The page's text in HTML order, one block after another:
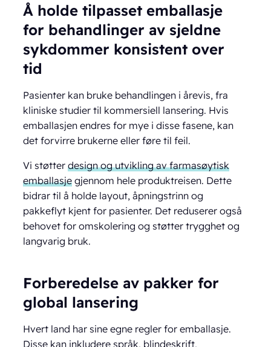
Å holde tilpasset emballasje
for behandlinger av sjeldne
sykdommer konsistent over
tid
Pasienter kan bruke behandlingen i årevis, fra
kliniske studier til kommersiell lansering. Hvis
emballasjen endres for mye i disse fasene, kan
det forvirre brukerne eller føre til feil.
Vi støtterdesign og utvikling av farmasøytisk
emballasje gjennom hele produktreisen. Dette
bidrar til å holde layout, åpningstrinn og
pakkeflyt kjent for pasienter. Det reduserer også
behovet for omskolering og støtter trygghet og
langvarig bruk.
Forberedelse av pakker for
global lansering
Hvert land har sine egne regler for emballasje.
Disse kan inkludere språk, blindeskrift,